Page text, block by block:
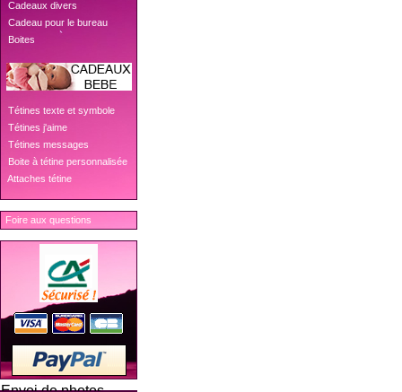
 Cadeaux divers
 Cadeau pour le bureau
 Boites
 Tétines texte et symbole
 Tétines j'aime
 Tétines messages
 Boite à tétine personnalisée
 Attaches tétine
Foire aux questions